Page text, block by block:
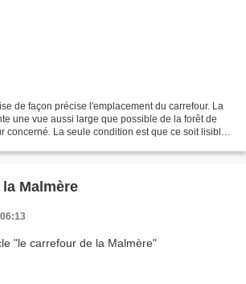
de façon précise l'emplacement du carrefour. La
une vue aussi large que possible de la forêt de
concerné. La seule condition est que ce soit lisible.
Malmère